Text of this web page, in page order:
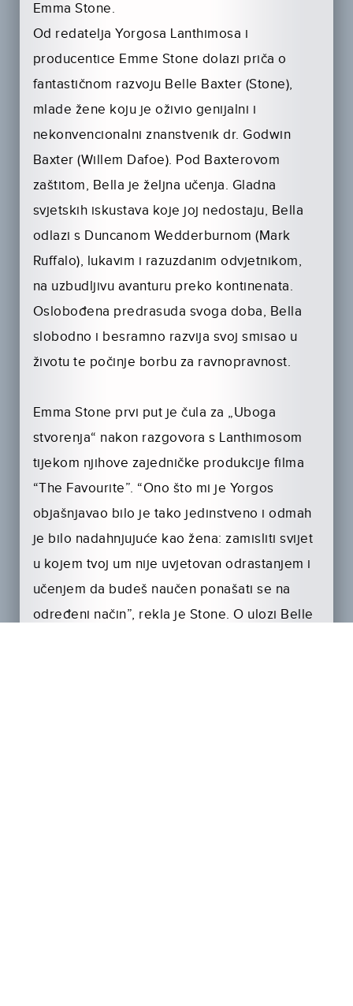
Emma Stone.
Od redatelja Yorgosa Lanthimosa i
producentice Emme Stone dolazi priča o
fantastičnom razvoju Belle Baxter (Stone),
mlade žene koju je oživio genijalni i
nekonvencionalni znanstvenik dr. Godwin
Baxter (Willem Dafoe). Pod Baxterovom
zaštitom, Bella je željna učenja. Gladna
svjetskih iskustava koje joj nedostaju, Bella
odlazi s Duncanom Wedderburnom (Mark
Ruffalo), lukavim i razuzdanim odvjetnikom,
na uzbudljivu avanturu preko kontinenata.
Oslobođena predrasuda svoga doba, Bella
slobodno i besramno razvija svoj smisao u
životu te počinje borbu za ravnopravnost.
Emma Stone prvi put je čula za „Uboga
stvorenja“ nakon razgovora s Lanthimosom
tijekom njihove zajedničke produkcije filma
“The Favourite”. “Ono što mi je Yorgos
objašnjavao bilo je tako jedinstveno i odmah
je bilo nadahnjujuće kao žena: zamisliti svijet
u kojem tvoj um nije uvjetovan odrastanjem i
učenjem da budeš naučen ponašati se na
određeni način”, rekla je Stone. O ulozi Belle